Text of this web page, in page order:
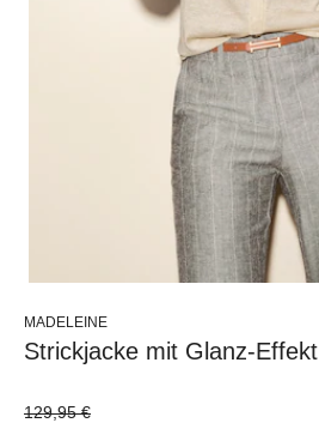
MADELEINE
Strickjacke mit Glanz-Effekt
129,95 €